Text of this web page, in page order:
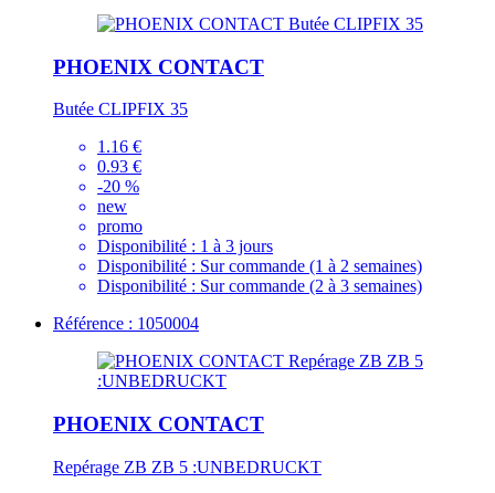
PHOENIX CONTACT
Butée CLIPFIX 35
1.16 €
0.93 €
-20 %
new
promo
Disponibilité : 1 à 3 jours
Disponibilité : Sur commande (1 à 2 semaines)
Disponibilité : Sur commande (2 à 3 semaines)
Référence : 1050004
PHOENIX CONTACT
Repérage ZB ZB 5 :UNBEDRUCKT